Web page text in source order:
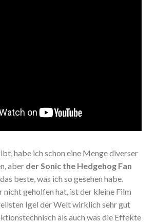
habe ich schon eine Menge diverser
aber der Sonic the Hedgehog Fan
beste, was ich so gesehen habe.
nicht geholfen hat, ist der kleine Film
Igel der Welt wirklich sehr gut
als auch was die Effekte